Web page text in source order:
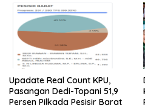
Upadate Real Count KPU,
Pasangan Dedi-Topani 51,9
Persen Pilkada Pesisir Barat